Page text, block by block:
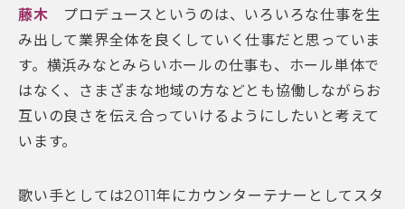
藤木 プロデュースというのは、いろいろな仕事を生
み出して業界全体を良くしていく仕事だと思っていま
す。横浜みなとみらいホールの仕事も、ホール単体で
はなく、さまざまな地域の方などとも協働しながらお
互いの良さを伝え合っていけるようにしたいと考えて
います。
歌い手としては2011年にカウンターテナーとしてスタ